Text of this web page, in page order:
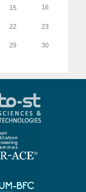
15 16
22 23
29 30